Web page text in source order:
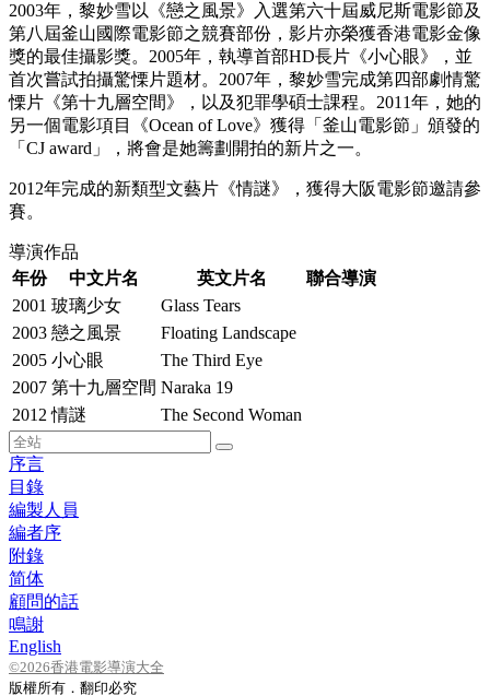
2003年，黎妙雪以《戀之風景》入選第六十屆威尼斯電影節及
第八屆釜山國際電影節之競賽部份，影片亦榮獲香港電影金像
獎的最佳攝影獎。2005年，執導首部HD長片《小心眼》，並
首次嘗試拍攝驚慄片題材。2007年，黎妙雪完成第四部劇情驚
慄片《第十九層空間》，以及犯罪學碩士課程。2011年，她的
另一個電影項目《Ocean of Love》獲得「釜山電影節」頒發的
「CJ award」，將會是她籌劃開拍的新片之一。
2012年完成的新類型文藝片《情謎》，獲得大阪電影節邀請參
賽。
導演作品
年份
中文片名 英文片名
聯合導演
2001 玻璃少女
Glass Tears
2003 戀之風景
Floating Landscape
2005 小心眼
The Third Eye
2007 第十九層空間 Naraka 19
2012 情謎 The Second Woman
序言
目錄
編製人員
編者序
附錄
简体
顧問的話
鳴謝
English
©2026香港電影導演大全
版權所有．翻印必究